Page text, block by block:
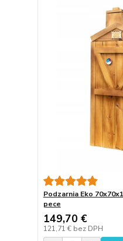
Podzarnia Eko
pece
149,70 €
121,71 € bez DPH